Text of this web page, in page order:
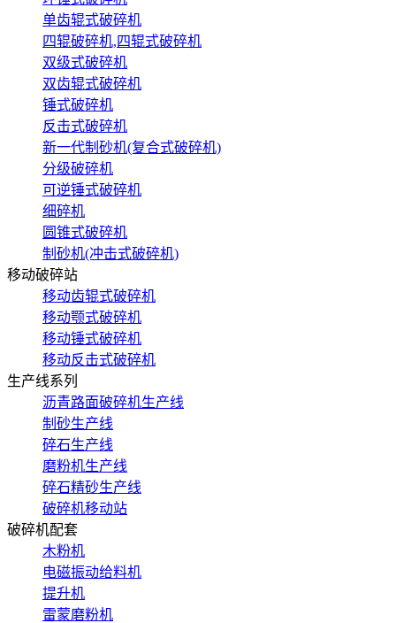
单齿辊式破碎机
四辊破碎机,四辊式破碎机
双级式破碎机
双齿辊式破碎机
锤式破碎机
反击式破碎机
新一代制砂机(复合式破碎机)
分级破碎机
可逆锤式破碎机
细碎机
圆锥式破碎机
制砂机(冲击式破碎机)
移动破碎站
移动齿辊式破碎机
移动颚式破碎机
移动锤式破碎机
移动反击式破碎机
生产线系列
沥青路面破碎机生产线
制砂生产线
碎石生产线
磨粉机生产线
碎石精砂生产线
破碎机移动站
破碎机配套
木粉机
电磁振动给料机
提升机
雷蒙磨粉机